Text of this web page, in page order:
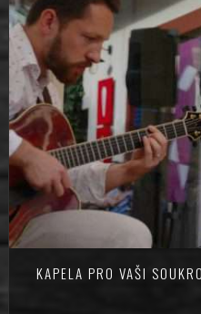
KAPELA PRO VAŠI